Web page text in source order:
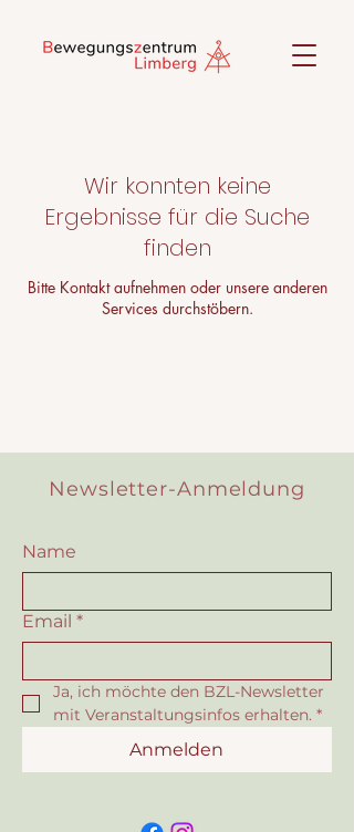
Wir konnten keine
Ergebnisse für die Suche
finden
Bitte Kontakt aufnehmen oder unsere anderen
Services durchstöbern.
Newsletter-Anmeldung
Name
Email *
Ja, ich möchte den BZL-Newsletter
mit Veranstaltungsinfos erhalten. *
Anmelden